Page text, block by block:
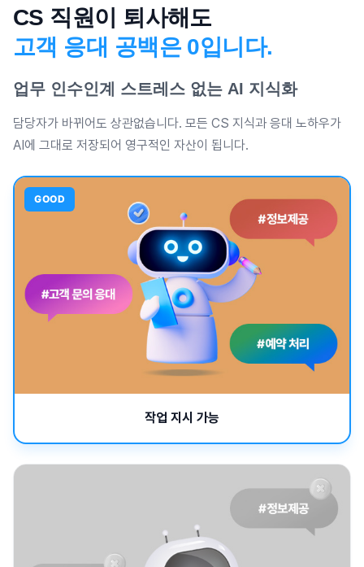
CS 직원이 퇴사해도
고객 응대 공백은 0입니다.
업무 인수인계 스트레스 없는 AI 지식화
담당자가 바뀌어도 상관없습니다. 모든 CS 지식과 응대 노하우가
AI에 그대로 저장되어 영구적인 자산이 됩니다.
작업 지시 가능